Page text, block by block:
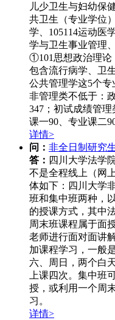
儿少卫生与妇幼保
共卫生（专业学位
学、105114运动医
学与卫生事业管理
①101思想政治理
包含流行病学、卫
公共管理学这5个
非管理类不低于：
347；初试成绩管
课一90、专业课二
详情>
问： 非全日制研究
答： 四川大学法学
不是全程线上（网
体如下：四川大学
班和集中班两种，
的授课方式，其中
周末班课程属于面
老师进行面对面讲
加课程学习，一般
六、周日，两个白
上课四次。集中班
授，或利用一个周
习。
详情>